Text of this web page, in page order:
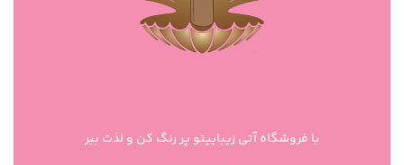
با فروشگاه آتی زیباییتو پر رنگ کن و لذت ببر